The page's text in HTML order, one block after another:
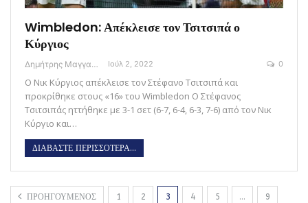
Wimbledon: Απέκλεισε τον Τσιτσιπά ο
Κύργιος
Δημήτρης Μαγγανάρης Ιούλ 2, 2022 0
Ο Νικ Κύργιος απέκλεισε τον Στέφανο Τσιτσιπά και
προκρίθηκε στους «16» του Wimbledon Ο Στέφανος
Τσιτσιπάς ηττήθηκε με 3-1 σετ (6-7, 6-4, 6-3, 7-6) από τον Νικ
Κύργιο και…
ΔΙΑΒΑΣΤΕ ΠΕΡΙΣΣΟΤΕΡΑ...
ΠΡΟΗΓΟΥΜΕΝΟΣ 1 2 3 4 5 … 9